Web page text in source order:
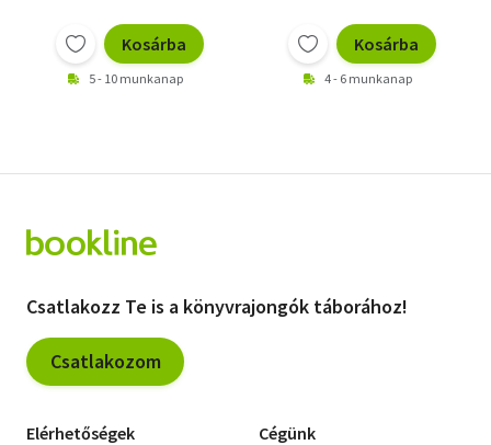
Kosárba
5 - 10 munkanap
Kosárba
4 - 6 munkanap
Csatlakozz Te is a könyvrajongók táborához!
Csatlakozom
Elérhetőségek Cégünk